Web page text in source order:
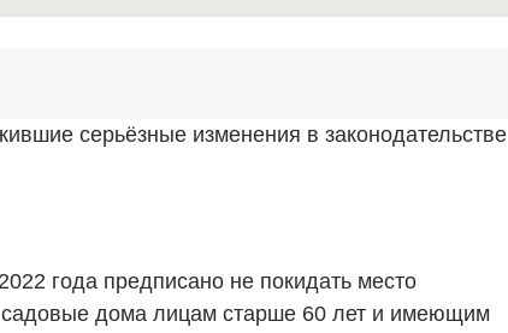
серьёзные изменения в законодательстве
года предписано не покидать место
дома лицам старше 60 лет и имеющим